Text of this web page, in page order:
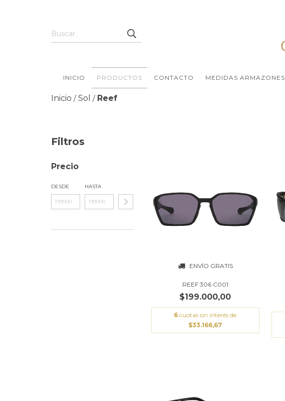
INICIO PRODUCTOS CONTACTO MEDIDAS ARMAZONES
Inicio / Sol / Reef
Filtros
Precio
DESDE HASTA
ENVÍO GRATIS
REEF 306 C001
$199.000,00
6 cuotas sin interés de
$33.166,67